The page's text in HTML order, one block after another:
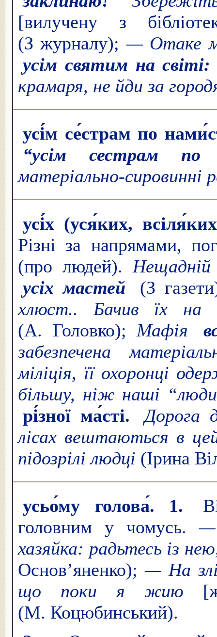
[вилучену з
(З журналу);— Отаке
усім святим на
крамаря, не йди за
усі́м се́страм по
“усім сестрам по
матеріально-сировинні
усі́х (уся́ких,
Різні за напрямами,
(про людей). Нещадній
усіх мастей
(З
хлюст.. Бачив їх на
(А. Головко); Мафія
забезпечена
міліція, її охоронці
більшу, ніж наші
рі́зної ма́сті.
Дорога
лісах вештаються в
підозрілі людці (Ірина
усьо́му голова́. 1.
головним у чомусь.—
хазяйка: радьтесь із
Основ’яненко);— На
що поки я жию
(М. Коцюбинський).